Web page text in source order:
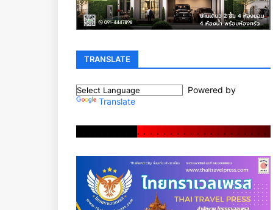
TRANSLATE
Powered by
Translate
. . . . . . . . . . . . . . . . . . . .